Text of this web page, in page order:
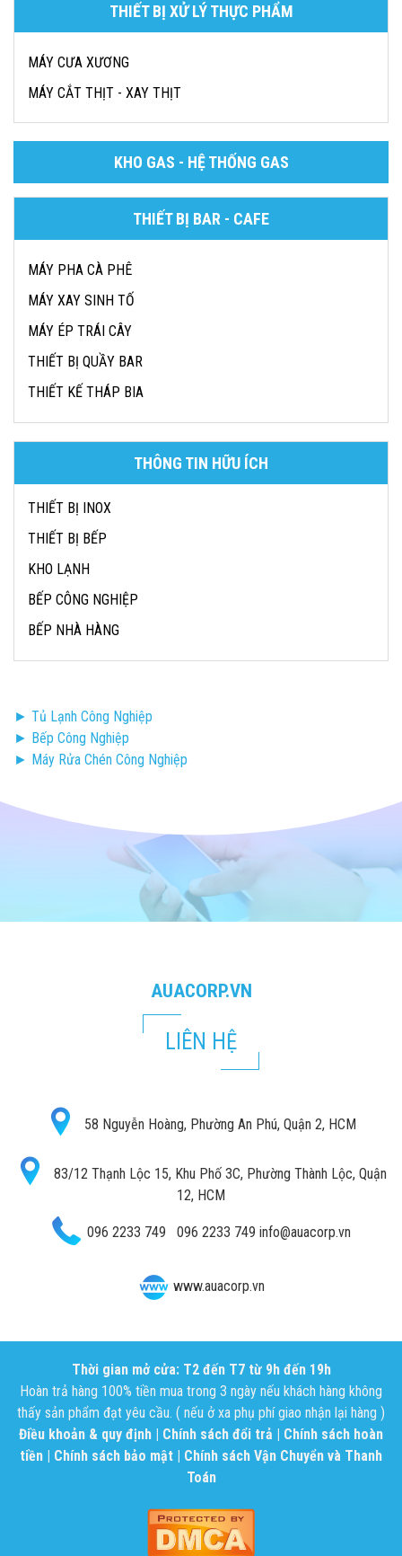
THIẾT BỊ XỬ LÝ THỰC PHẨM
MÁY CƯA XƯƠNG
MÁY CẮT THỊT - XAY THỊT
KHO GAS - HỆ THỐNG GAS
THIẾT BỊ BAR - CAFE
MÁY PHA CÀ PHÊ
MÁY XAY SINH TỐ
MÁY ÉP TRÁI CÂY
THIẾT BỊ QUẦY BAR
THIẾT KẾ THÁP BIA
THÔNG TIN HỮU ÍCH
THIẾT BỊ INOX
THIẾT BỊ BẾP
KHO LẠNH
BẾP CÔNG NGHIỆP
BẾP NHÀ HÀNG
► Tủ Lạnh Công Nghiệp
► Bếp Công Nghiệp
► Máy Rửa Chén Công Nghiệp
AUACORP.VN
LIÊN HỆ
58 Nguyễn Hoàng, Phường An Phú, Quận 2, HCM
83/12 Thạnh Lộc 15, Khu Phố 3C, Phường Thành Lộc, Quận
12, HCM
096 2233 749 096 2233 749 info@auacorp.vn
www.auacorp.vn
Thời gian mở cửa: T2 đến T7 từ 9h đến 19h
Hoàn trả hàng 100% tiền mua trong 3 ngày nếu khách hàng không
thấy sản phẩm đạt yêu cầu. ( nếu ở xa phụ phí giao nhận lại hàng )
Điều khoản & quy định
Chính sách đổi trả
Chính sách hoàn
tiền
Chính sách bảo mật
Chính sách Vận Chuyển và Thanh
Toán